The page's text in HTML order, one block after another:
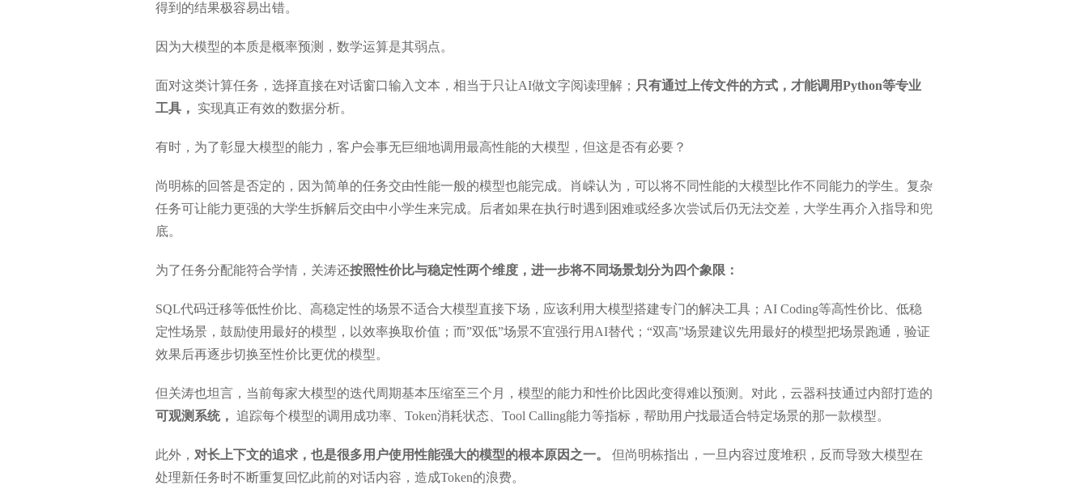
得到的结果极容易出错。
因为大模型的本质是概率预测，数学运算是其弱点。
面对这类计算任务，选择直接在对话窗口输入文本，相当于只让AI做文字阅读理解； 只有通过上传文件的方式，才能调用Python等专业
工具，
实现真正有效的数据分析。
有时，为了彰显大模型的能力，客户会事无巨细地调用最高性能的大模型，但这是否有必要？
尚明栋的回答是否定的，因为简单的任务交由性能一般的模型也能完成。肖嵘认为，可以将不同性能的大模型比作不同能力的学生。复杂
任务可让能力更强的大学生拆解后交由中小学生来完成。后者如果在执行时遇到困难或经多次尝试后仍无法交差，大学生再介入指导和兜
底。
为了任务分配能符合学情，关涛还按照性价比与稳定性两个维度，进一步将不同场景划分为四个象限：
SQL代码迁移等低性价比、高稳定性的场景不适合大模型直接下场，应该利用大模型搭建专门的解决工具；AI Coding等高性价比、低稳
定性场景，鼓励使用最好的模型，以效率换取价值；而”双低”场景不宜强行用AI替代；“双高”场景建议先用最好的模型把场景跑通，验证
效果后再逐步切换至性价比更优的模型。
但关涛也坦言，当前每家大模型的迭代周期基本压缩至三个月，模型的能力和性价比因此变得难以预测。对此，云器科技通过内部打造的
可观测系统， 追踪每个模型的调用成功率、Token消耗状态、Tool Calling能力等指标，帮助用户找最适合特定场景的那一款模型。
此外， 对长上下文的追求，也是很多用户使用性能强大的模型的根本原因之一。
但尚明栋指出，一旦内容过度堆积，反而导致大模型在
处理新任务时不断重复回忆此前的对话内容，造成Token的浪费。